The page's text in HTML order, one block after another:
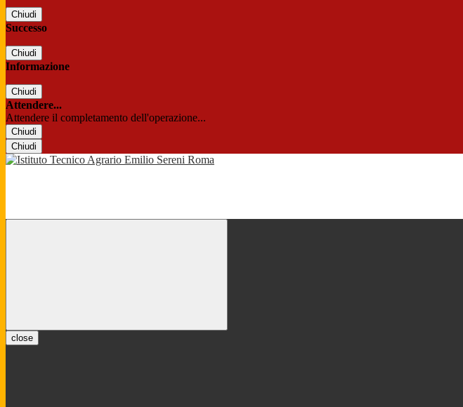
Chiudi
Successo
Chiudi
Informazione
Chiudi
Attendere...
Attendere il completamento dell'operazione...
Chiudi
Chiudi
close